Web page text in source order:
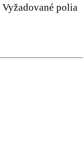
Vyžadované polia